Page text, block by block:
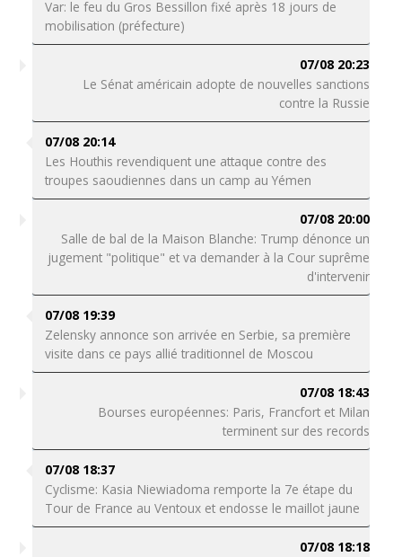
Var: le feu du Gros Bessillon fixé après 18 jours de
mobilisation (préfecture)
07/08 20:23
Le Sénat américain adopte de nouvelles sanctions
contre la Russie
07/08 20:14
Les Houthis revendiquent une attaque contre des
troupes saoudiennes dans un camp au Yémen
07/08 20:00
Salle de bal de la Maison Blanche: Trump dénonce un
jugement "politique" et va demander à la Cour suprême
d'intervenir
07/08 19:39
Zelensky annonce son arrivée en Serbie, sa première
visite dans ce pays allié traditionnel de Moscou
07/08 18:43
Bourses européennes: Paris, Francfort et Milan
terminent sur des records
07/08 18:37
Cyclisme: Kasia Niewiadoma remporte la 7e étape du
Tour de France au Ventoux et endosse le maillot jaune
07/08 18:18